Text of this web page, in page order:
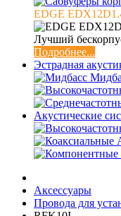
EDGE
Лучший
Подробнее...
Эстрадная
Акустические
Аксессуары
Провода для